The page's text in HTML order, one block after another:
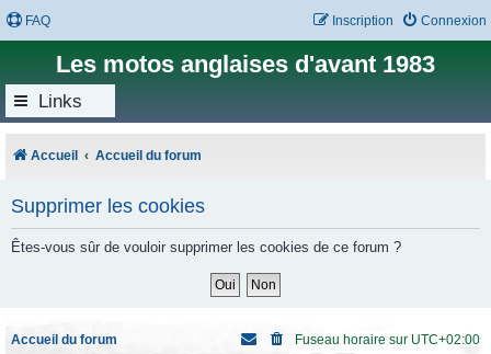
FAQ Connexion
Inscription
Les motos anglaises d'avant 1983
Links
Accueil Accueil du forum
Supprimer les cookies
Êtes-vous sûr de vouloir supprimer les cookies de ce forum ?
Accueil du forum Fuseau horaire sur UTC+02:00